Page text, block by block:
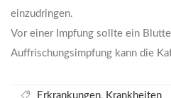
einzudringen.
Vor einer Impfung sollte ein
Auffrischungsimpfung kann die
Erkrankungen, Krankheiten